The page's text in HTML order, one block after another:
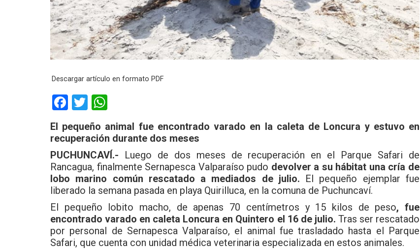
Descargar artículo en formato PDF
F
ce
b
o
o
k
T
wi
tt
er
at
s
A
p
p
El pequeño animal fue encontrado varado en la caleta de Loncura y estuvo en
recuperación durante dos meses
PUCHUNCAVÍ.- Luego de dos meses de recuperación en el Parque Safari de
Rancagua, finalmente Sernapesca Valparaíso pudo devolver a su hábitat una cría de
lobo marino común rescatado a mediados de julio. El pequeño ejemplar fue
liberado la semana pasada en playa Quirilluca, en la comuna de Puchuncaví.
El pequeño lobito macho, de apenas 70 centímetros y 15 kilos de peso, fue
encontrado varado en caleta Loncura en Quintero el 16 de julio. Tras ser rescatado
por personal de Sernapesca Valparaíso, el animal fue trasladado hasta el Parque
Safari, que cuenta con unidad médica veterinaria especializada en estos animales.